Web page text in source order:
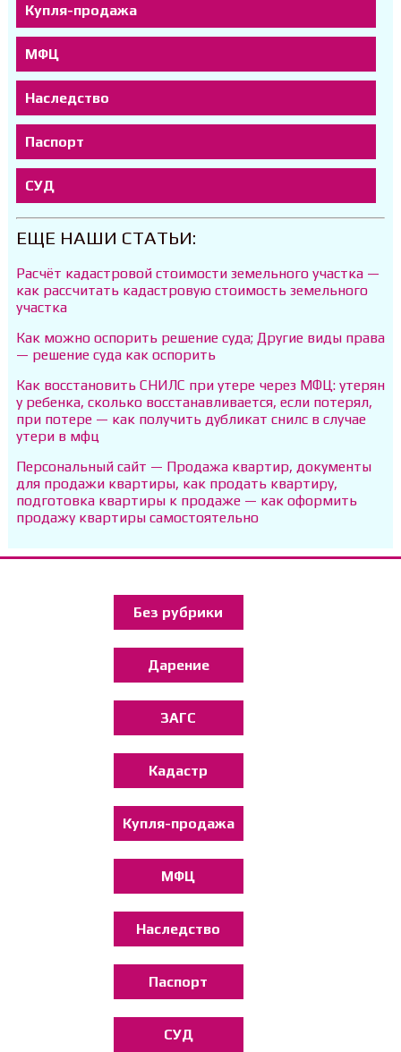
Купля-продажа
МФЦ
Наследство
Паспорт
СУД
ЕЩЕ НАШИ СТАТЬИ:
Расчёт кадастровой стоимости земельного участка —
как рассчитать кадастровую стоимость земельного
участка
Как можно оспорить решение суда; Другие виды права
— решение суда как оспорить
Как восстановить СНИЛС при утере через МФЦ: утерян
у ребенка, сколько восстанавливается, если потерял,
при потере — как получить дубликат снилс в случае
утери в мфц
Персональный сайт — Продажа квартир, документы
для продажи квартиры, как продать квартиру,
подготовка квартиры к продаже — как оформить
продажу квартиры самостоятельно
Без рубрики
Дарение
ЗАГС
Кадастр
Купля-продажа
МФЦ
Наследство
Паспорт
СУД